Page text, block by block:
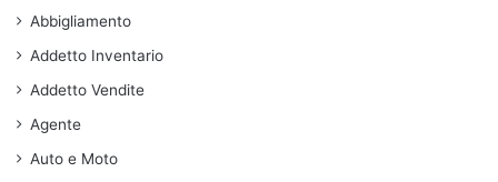
Abbigliamento
Addetto Inventario
Addetto Vendite
Agente
Auto e Moto